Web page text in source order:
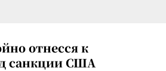
отнесся к
санкции США